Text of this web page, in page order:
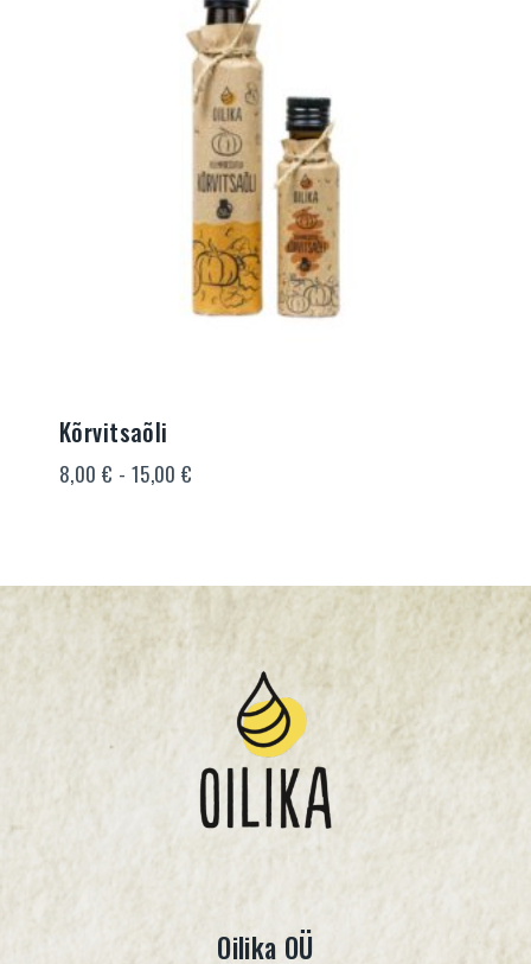
Kõrvitsaõli
8,00€ - 15,00€
Oilika OÜ